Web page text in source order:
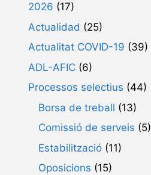
2026 (17)
Actualidad (25)
Actualitat COVID-19 (39)
ADL-AFIC (6)
Processos selectius (44)
Borsa de treball (13)
Comissió de serveis (5)
Estabilització (11)
Oposicions (15)